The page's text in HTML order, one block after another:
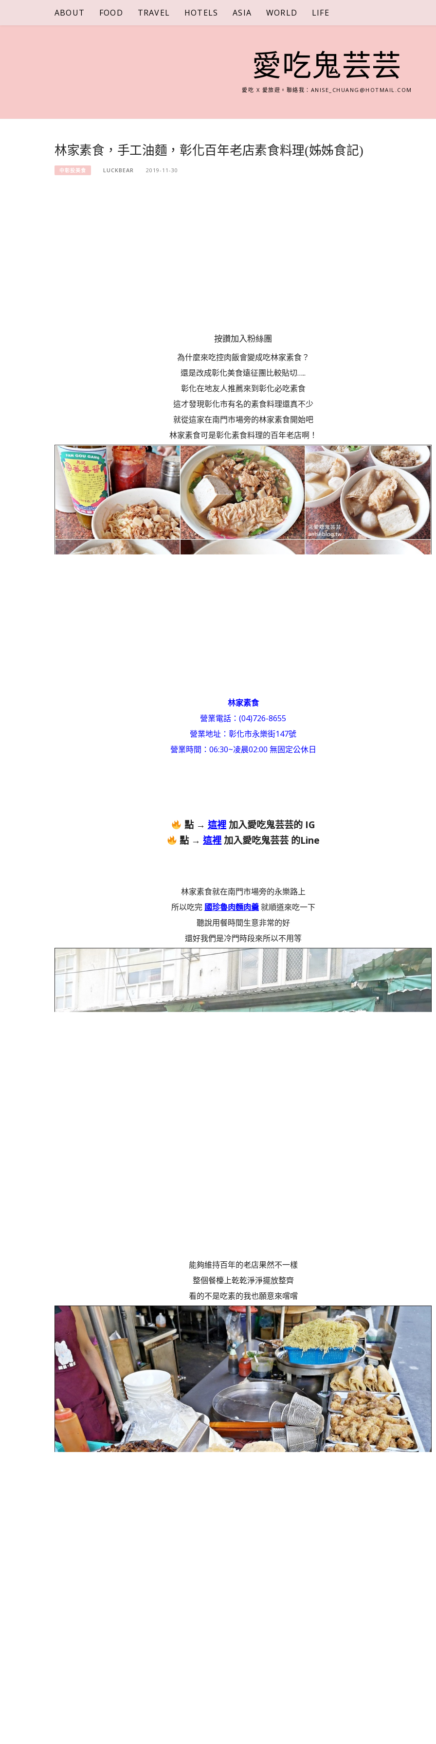
content
ABOUT FOOD TRAVEL HOTELS ASIA WORLD LIFE
愛吃鬼芸芸
愛吃 X 愛旅遊。聯絡我： ANISE_CHUANG@HOTMAIL.COM
林家素食，手工油麵，彰化百年老店素食料理(姊姊食記)
中彰投美食 LUCKBEAR 2019-11-30
按讚加入粉絲團
為什麼來吃控肉飯會變成吃林家素食？
還是改成彰化美食遠征團比較貼切…..
彰化在地友人推薦來到彰化必吃素食
這才發現彰化市有名的素食料理還真不少
就從這家在南門市場旁的林家素食開始吧
林家素食可是彰化素食料理的百年老店啊！
林家素食
營業電話：(04)726-8655
營業地址：彰化市永樂街147號
營業時間：06:30~凌晨02:00 無固定公休日
點 → 這裡加入愛吃鬼芸芸的 IG
點 → 這裡加入愛吃鬼芸芸 的Line
林家素食就在南門市場旁的永樂路上
所以吃完 國珍魯肉麵肉羹就順道來吃一下
聽說用餐時間生意非常的好
還好我們是冷門時段來所以不用等
能夠維持百年的老店果然不一樣
整個餐檯上乾乾淨淨擺放整齊
看的不是吃素的我也願意來嚐嚐